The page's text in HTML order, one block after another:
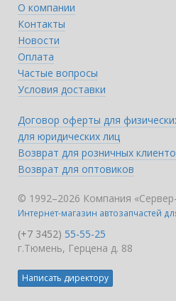
О компании
Контакты
Новости
Оплата
Частые вопросы
Условия доставки
Договор оферты для
для юридических лиц
Возврат для розничных
Возврат для оптовиков
© 1992–2026 Компания
Интернет-магазин автозапчастей
(+7 3452) 55-55-25
г.Тюмень, Герцена д. 88
Написать директору